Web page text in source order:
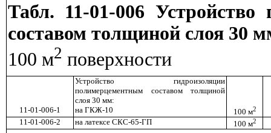
Табл. 11-01-006
составом толщиной слоя 30
100 м2 поверхности
Устройство гидроизоляции
полимерцементным составом толщиной
слоя 30 мм:
11-01-006-1
на ГКЖ-10 100 м2
11-01-006-2 на латексе СКС-65-ГП 100 м2